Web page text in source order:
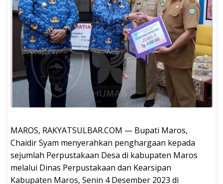
MAROS, RAKYATSULBAR.COM — Bupati Maros,
Chaidir Syam menyerahkan penghargaan kepada
sejumlah Perpustakaan Desa di kabupaten Maros
melalui Dinas Perpustakaan dan Kearsipan
Kabupaten Maros, Senin 4 Desember 2023 di